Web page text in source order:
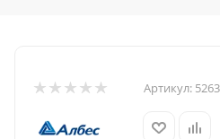
Артикул: